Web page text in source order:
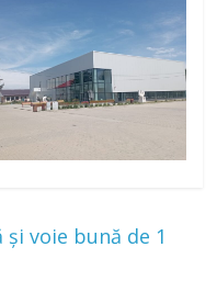
voie bună de 1